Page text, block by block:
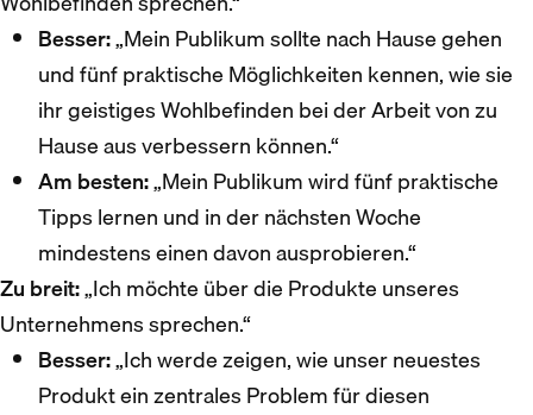
Besser:„Mein Publikum sollte nach Hause gehen
und fünf praktische Möglichkeiten kennen, wie sie
ihr geistiges Wohlbefinden bei der Arbeit von zu
Hause aus verbessern können.“
Am besten:„Mein Publikum wird fünf praktische
Tipps lernen und in der nächsten Woche
mindestens einen davon ausprobieren.“
Zu breit:„Ich möchte über die Produkte unseres
Unternehmens sprechen.“
Besser:„Ich werde zeigen, wie unser neuestes
Produkt ein zentrales Problem für diesen